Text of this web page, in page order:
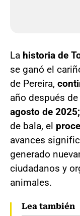
La historia de
se ganó el
de Pereira,
año después de
agosto de 2025;
de bala, el
avances
generado
ciudadanos y
animales.
Lea también